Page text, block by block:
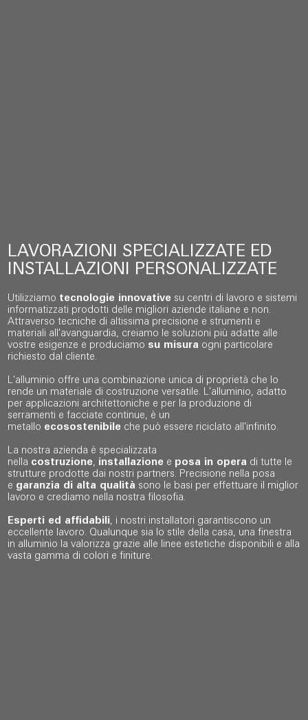
LAVORAZIONI SPECIALIZZATE ED
INSTALLAZIONI PERSONALIZZATE
Utilizziamo tecnologie innovative su centri di lavoro e sistemi
informatizzati prodotti delle migliori aziende italiane e non.
Attraverso tecniche di altissima precisione e strumenti e
materiali all'avanguardia, creiamo le soluzioni più adatte alle
vostre esigenze e produciamo su misura ogni particolare
richiesto dal cliente.
L'alluminio offre una combinazione unica di proprietà che lo
rende un materiale di costruzione versatile. L'alluminio, adatto
per applicazioni architettoniche e per la produzione di
serramenti e facciate continue, è un
metallo ecosostenibile che può essere riciclato all'infinito.
La nostra azienda è specializzata
nella costruzione, installazione e posa in opera di tutte le
strutture prodotte dai nostri partners. Precisione nella posa
e garanzia di alta qualità sono le basi per effettuare il miglior
lavoro e crediamo nella nostra filosofia.
Esperti ed affidabili, i nostri installatori garantiscono un
eccellente lavoro. Qualunque sia lo stile della casa, una finestra
in alluminio la valorizza grazie alle linee estetiche disponibili e alla
vasta gamma di colori e finiture.